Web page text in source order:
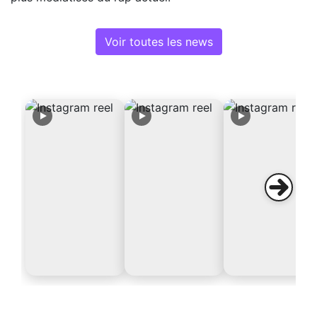
Voir toutes les news